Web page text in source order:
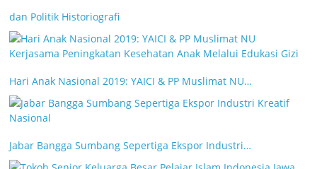
dan Politik Historiografi
Hari Anak Nasional 2019: YAICI & PP Muslimat NU…
Jabar Bangga Sumbang Sepertiga Ekspor Industri…